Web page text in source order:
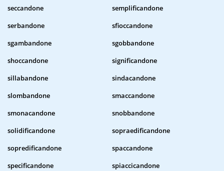
seccandone
semplificandone
serbandone
sfioccandone
sgambandone
sgobbandone
shoccandone
significandone
sillabandone
sindacandone
slombandone
smaccandone
smonacandone
snobbandone
solidificandone
sopraedificandone
sopredificandone
spaccandone
specificandone
spiaccicandone